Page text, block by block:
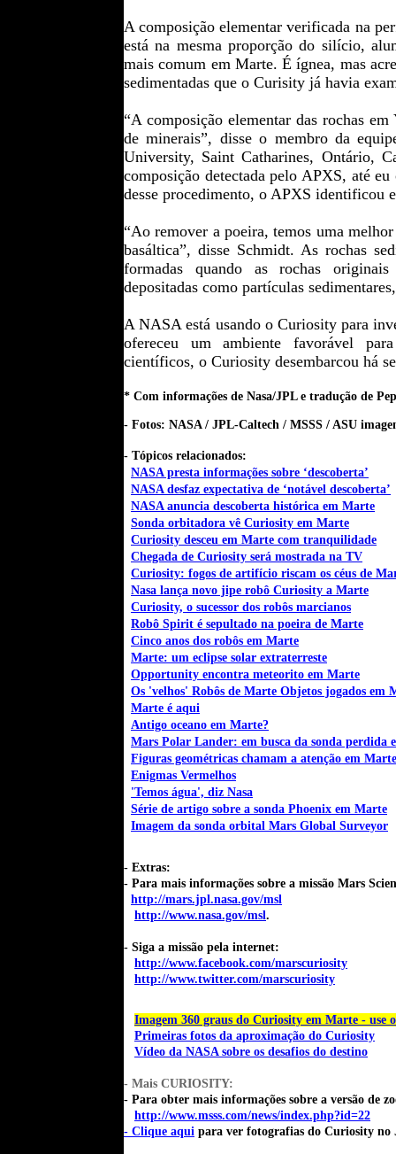
A composição elementar verificada na
está na mesma proporção do silício,
mais comum em Marte. É ígnea, mas
sedimentadas que o Curisity já havia
“A composição elementar das rochas
de minerais”, disse o membro da
University, Saint Catharines, Ontário,
composição detectada pelo APXS, até
desse procedimento, o APXS identificou
“Ao remover a poeira, temos uma
basáltica”, disse Schmidt. As rochas
formadas quando as rochas
depositadas como partículas
A NASA está usando o Curiosity para
ofereceu um ambiente favorável
científicos, o Curiosity desembarcou há
* Com informações de Nasa/JPL e tradução de
- Fotos: NASA / JPL-Caltech / MSSS / ASU
- Tópicos relacionados:
NASA presta informações sobre ‘descoberta’
NASA desfaz expectativa de ‘notável descoberta’
NASA anuncia descoberta histórica em Marte
Sonda orbitadora vê Curiosity em Marte
Curiosity desceu em Marte com tranquilidade
Chegada de Curiosity será mostrada na TV
Curiosity: fogos de artifício riscam os céus de
Nasa lança novo jipe robô Curiosity a Marte
Curiosity, o sucessor dos robôs marcianos
Robô Spirit é sepultado na poeira de Marte
Cinco anos dos robôs em Marte
Marte: um eclipse solar extraterreste
Opportunity encontra meteorito em Marte
Os 'velhos' Robôs de Marte Objetos jogados em
Marte é aqui
Antigo oceano em Marte?
Mars Polar Lander: em busca da sonda perdida
Figuras geométricas chamam a atenção em Marte
Enigmas Vermelhos
'Temos água', diz Nasa
Série de artigo sobre a sonda Phoenix em Marte
Imagem da sonda orbital Mars Global Surveyor
- Extras:
- Para mais informações sobre a missão Mars
http://mars.jpl.nasa.gov/msl
http://www.nasa.gov/msl.
- Siga a missão pela internet:
http://www.facebook.com/marscuriosity
http://www.twitter.com/marscuriosity
Imagem 360 graus do Curiosity em Marte - use
Primeiras fotos da aproximação do Curiosity
Vídeo da NASA sobre os desafios do destino
- Mais CURIOSITY:
- Para obter mais informações sobre a versão de
http://www.msss.com/news/index.php?id=22
- Clique aqui para ver fotografias do Curiosity no